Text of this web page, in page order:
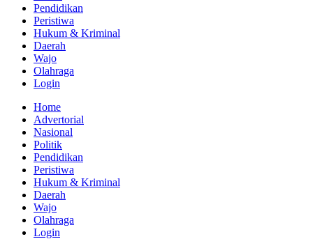
Pendidikan
Peristiwa
Hukum & Kriminal
Daerah
Wajo
Olahraga
Login
Home
Advertorial
Nasional
Politik
Pendidikan
Peristiwa
Hukum & Kriminal
Daerah
Wajo
Olahraga
Login